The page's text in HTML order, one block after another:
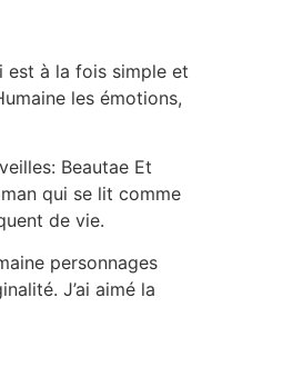
est à la fois simple et
les émotions,
Beautae Et
qui se lit comme
de vie.
personnages
J’ai aimé la